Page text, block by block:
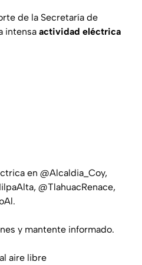
de la Secretaría de
intensa actividad eléctrica
en @Alcaldia_Coy,
, @TlahuacRenace,
.
y mantente informado.
aire libre